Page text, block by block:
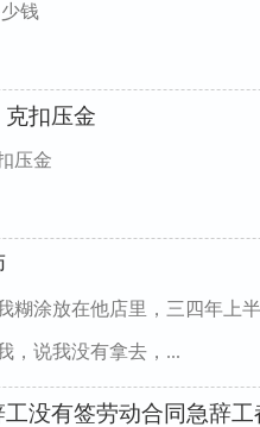
钱
扣压金
压金
糊涂放在他店里，三四年上
，说我没有拿去，...
没有签劳动合同急辞